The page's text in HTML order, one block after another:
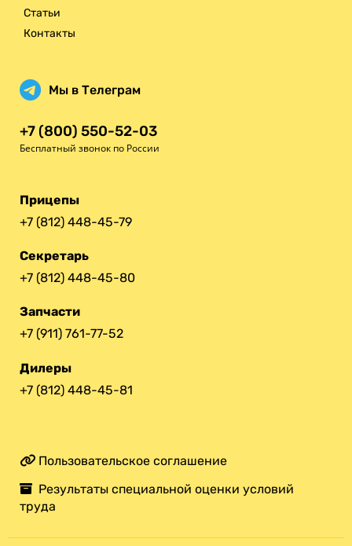
Статьи
Контакты
Мы в Телеграм
+7 (800) 550-52-03
Бесплатный звонок по России
Прицепы
+7 (812) 448-45-79
Секретарь
+7 (812) 448-45-80
Запчасти
+7 (911) 761-77-52
Дилеры
+7 (812) 448-45-81
Пользовательское соглашение
Результаты специальной оценки условий
труда